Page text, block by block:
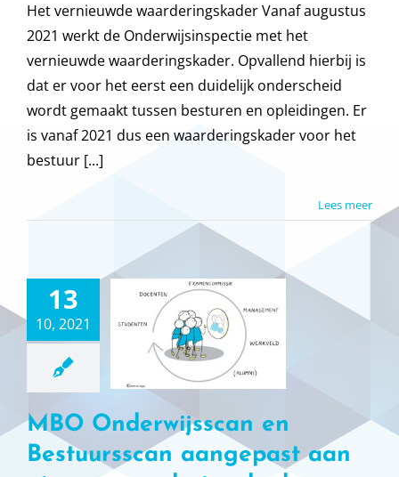
Het vernieuwde waarderingskader Vanaf augustus
2021 werkt de Onderwijsinspectie met het
vernieuwde waarderingskader. Opvallend hierbij is
dat er voor het eerst een duidelijk onderscheid
wordt gemaakt tussen besturen en opleidingen. Er
is vanaf 2021 dus een waarderingskader voor het
bestuur [...]
Lees meer
13
10, 2021
aan
MBO Onderwijsscan en
Bestuursscan aangepast aan